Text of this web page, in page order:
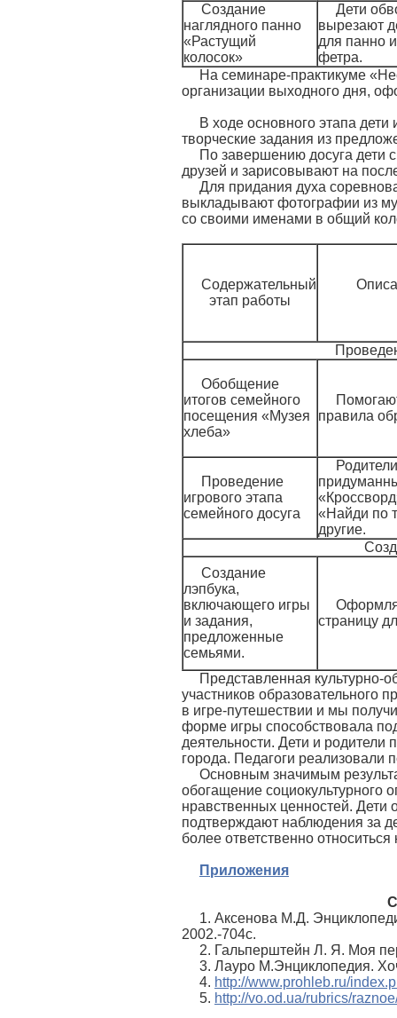
Создание
наглядного панно
«Растущий
колосок»
Дети
вырезают
для панно
фетра.
На семинаре-практикуме
организации выходного дня,
В ходе основного этапа
творческие задания из
По завершению досуга дети
друзей и зарисовывают на
Для придания духа
выкладывают фотографии из
со своими именами в общий
Содержательный
этап работы
Обобщение
итогов семейного
посещения «Музея
хлеба»
правила
Проведение
игрового этапа
семейного досуга
«Найди по
другие.
Создание
лэпбука,
включающего игры
и задания,
предложенные
семьями.
страницу
Представленная культурно-
участников образовательного
в игре-путешествии и мы
форме игры способствовала
деятельности. Дети и
города. Педагоги реализовали
Основным значимым
обогащение социокультурного
нравственных ценностей. Дети
подтверждают наблюдения за
более ответственно
Приложения
1. Аксенова М.Д.
2002.-704с.
2. Гальперштейн Л. Я. Моя
3. Лауро М.Энциклопедия.
4. http://www.prohleb.ru/
5. http://vo.od.ua/rubrics/